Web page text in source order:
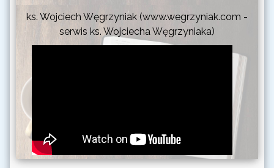
ks. Wojciech Węgrzyniak (www.wegrzyniak.com -
serwis ks. Wojciecha Węgrzyniaka)